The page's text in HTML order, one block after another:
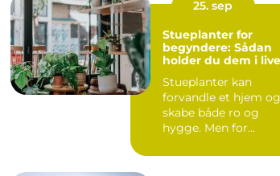
25. sep
Stueplanter for
begyndere: Sådan
holder du dem i live
Stueplanter kan
forvandle et hjem og
skabe både ro og
hygge. Men for
entusiasme...